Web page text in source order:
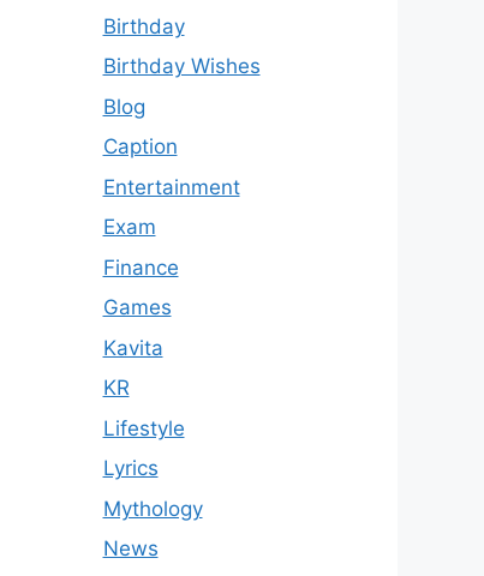
Birthday
Birthday Wishes
Blog
Caption
Entertainment
Exam
Finance
Games
Kavita
KR
Lifestyle
Lyrics
Mythology
News